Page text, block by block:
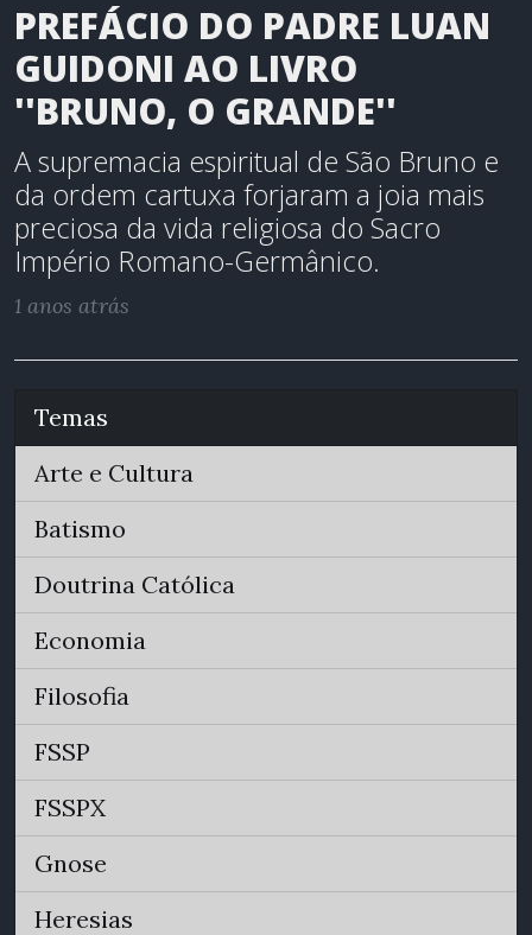
PREFÁCIO DO PADRE LUAN
GUIDONI AO LIVRO
''BRUNO, O GRANDE''
A supremacia espiritual de São Bruno e
da ordem cartuxa forjaram a joia mais
preciosa da vida religiosa do Sacro
Império Romano-Germânico.
1 anos atrás
Temas
Arte e Cultura
Batismo
Doutrina Católica
Economia
Filosofia
FSSP
FSSPX
Gnose
Heresias